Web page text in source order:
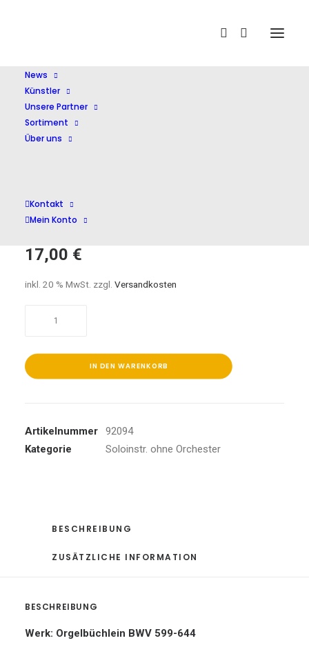
News
Künstler
Unsere Partner
Sortiment
Über uns
Kontakt
Mein Konto
Orgelbüchlein
599-644
17,00 €
inkl. 20 % MwSt. zzgl. Versandkosten
644
IN DEN WARENKORB
Artikelnummer
92094
Kategorie
Soloinstr. ohne Orchester
BESCHREIBUNG
ZUSÄTZLICHE INFORMATION
BESCHREIBUNG
Werk: Orgelbüchlein BWV 599-644